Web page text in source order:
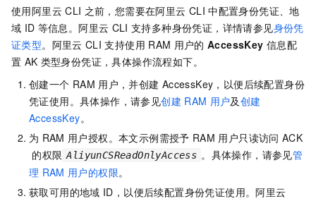
使用阿里云 CLI 之前，您需要在阿里云 CLI 中配置身份凭证、地
域 ID 等信息。阿里云 CLI 支持多种身份凭证，详情请参见身份凭
证类型。阿里云 CLI 支持使用 RAM 用户的 AccessKey 信息配
置 AK 类型身份凭证，具体操作流程如下。
创建一个 RAM 用户，并创建 AccessKey，以便后续配置身份
凭证使用。具体操作，请参见创建 RAM 用户及创建
AccessKey。
为 RAM 用户授权。本文示例需授予 RAM 用户只读访问 ACK
的权限 AliyunCSReadOnlyAccess 。具体操作，请参见管
理 RAM 用户的权限。
获取可用的地域 ID，以便后续配置身份凭证使用。阿里云